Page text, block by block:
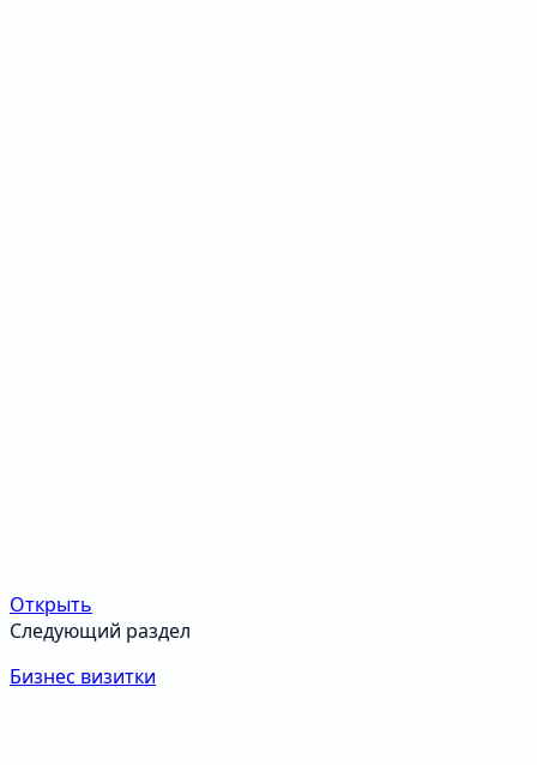
Открыть
Следующий раздел
Бизнес визитки